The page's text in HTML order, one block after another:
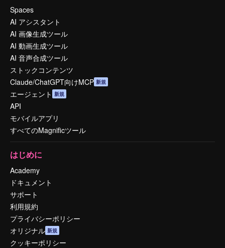
Spaces
AI アシスタント
AI 画像生成ツール
AI 動画生成ツール
AI 音声合成ツール
ストックコンテンツ
Claude/ChatGPT向けMCP 新規
エージェント 新規
API
モバイルアプリ
すべてのMagnificツール
はじめに
Academy
ドキュメント
サポート
利用規約
プライバシーポリシー
オリジナル 新規
クッキーポリシー